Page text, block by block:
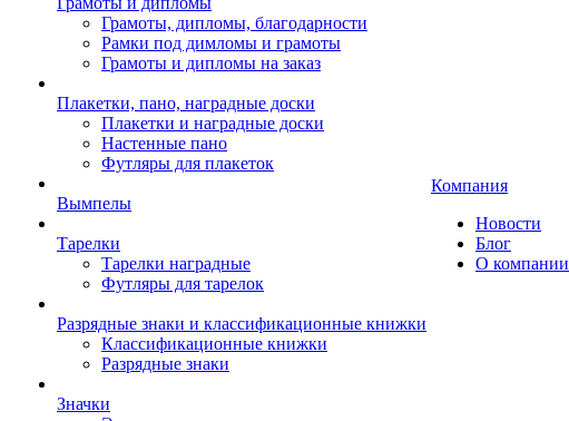
Грамоты, дипломы, благодарности
Рамки под димломы и грамоты
Грамоты и дипломы на заказ
Плакетки, пано, наградные доски
Плакетки и наградные доски
Настенные пано
Футляры для плакеток
Вымпелы
Тарелки
Тарелки наградные
Футляры для тарелок
Разрядные знаки и классификационные книжки
Классификационные книжки
Разрядные знаки
Значки
Компания
Новости
Блог
О компании